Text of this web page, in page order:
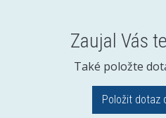
Zaujal Vás
Také položte
Položit dotaz